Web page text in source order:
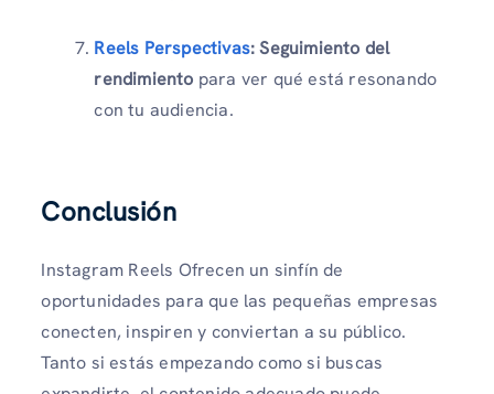
Reels Perspectivas: Seguimiento del
rendimiento para ver qué está resonando
con tu audiencia.
Conclusión
Instagram Reels Ofrecen un sinfín de
oportunidades para que las pequeñas empresas
conecten, inspiren y conviertan a su público.
Tanto si estás empezando como si buscas